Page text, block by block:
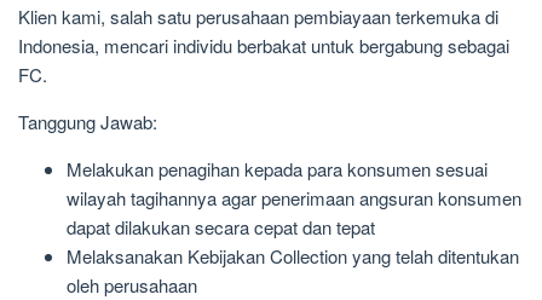
Klien kami, salah satu perusahaan pembiayaan terkemuka di
Indonesia, mencari individu berbakat untuk bergabung sebagai
FC.
Tanggung Jawab:
Melakukan penagihan kepada para konsumen sesuai
wilayah tagihannya agar penerimaan angsuran konsumen
dapat dilakukan secara cepat dan tepat
Melaksanakan Kebijakan Collection yang telah ditentukan
oleh perusahaan